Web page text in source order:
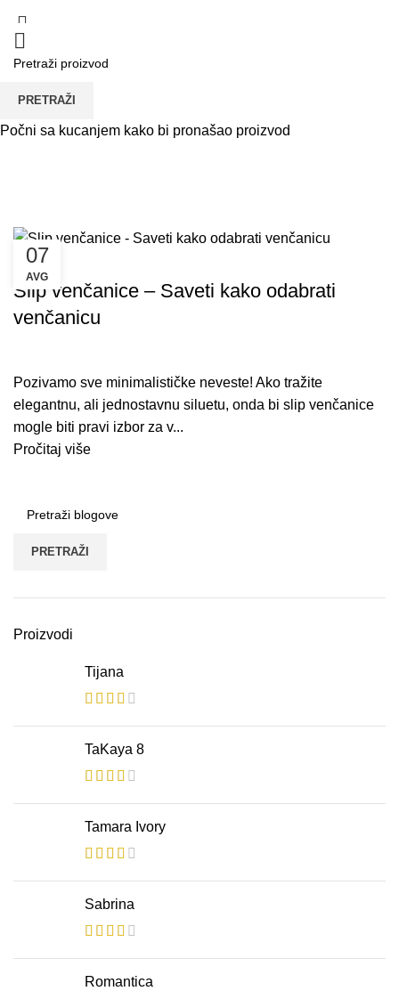
Tag Arhiva: A-Linija slip
07
AVG
VENČANICE ANASTAZIJA
Slip venčanice – Saveti kako odabrati
venčanicu
Pozivamo sve minimalističke neveste! Ako tražite
elegantnu, ali jednostavnu siluetu, onda bi slip venčanice
mogle biti pravi izbor za v...
Pročitaj više
PRETRAŽI
Proizvodi
Tijana
TaKaya 8
Tamara Ivory
Sabrina
Romantica
PRETRAŽI
Počni sa kucanjem kako bi pronašao proizvod